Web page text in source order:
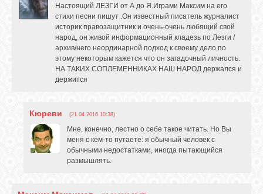
Настоящий ЛЕЗГИ от А до Я.Играми Максим на его
стихи песни пишут .Он известный писатель журналист
историк правозащитник и очень-очень любящий свой
народ, он живой информационный кладезь по Лезги /
архив/него неординарной подход к своему дело,по
этому некоторым кажется что он загадочный личность.
НА ТАКИХ СОПЛЕМЕННИКАХ НАШ НАРОД держался и
держится
Кюреви (21.04.2016 10:38)
Мне, конечно, лестно о себе такое читать. Но Вы
меня с кем-то путаете: я обычный человек с
обычными недостатками, иногда пытающийся
размышлять.